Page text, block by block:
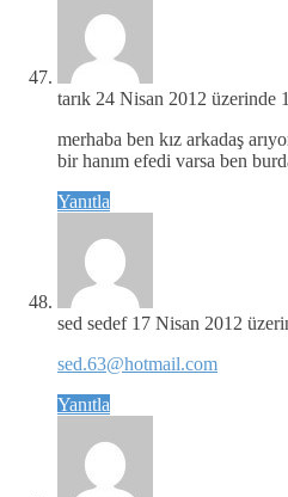
tarık 24 Nisan 2012 üzerinde
merhaba ben kız arkadaş
bir hanım efedi varsa ben
Yanıtla
sed sedef 17 Nisan 2012
sed.63@hotmail.com
Yanıtla